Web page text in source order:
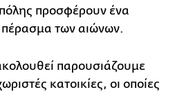
πόλης προσφέρουν ένα
πέρασμα των αιώνων.
παρουσιάζουμε
κατοικίες, οι οποίες